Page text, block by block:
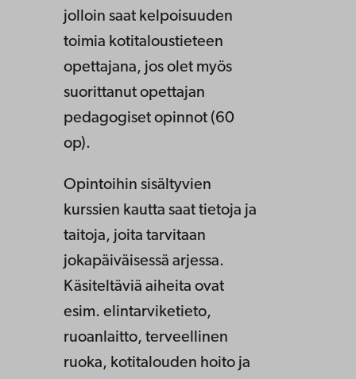
jolloin saat kelpoisuuden
toimia kotitaloustieteen
opettajana, jos olet myös
suorittanut opettajan
pedagogiset opinnot (60
op).
Opintoihin sisältyvien
kurssien kautta saat tietoja ja
taitoja, joita tarvitaan
jokapäiväisessä arjessa.
Käsiteltäviä aiheita ovat
esim. elintarviketieto,
ruoanlaitto, terveellinen
ruoka, kotitalouden hoito ja